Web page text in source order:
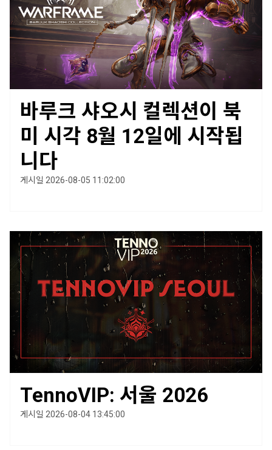
바루크 샤오시 컬렉션이 북
미 시각 8월 12일에 시작됩
니다
게시일 2026-08-05 11:02:00
TennoVIP: 서울 2026
게시일 2026-08-04 13:45:00